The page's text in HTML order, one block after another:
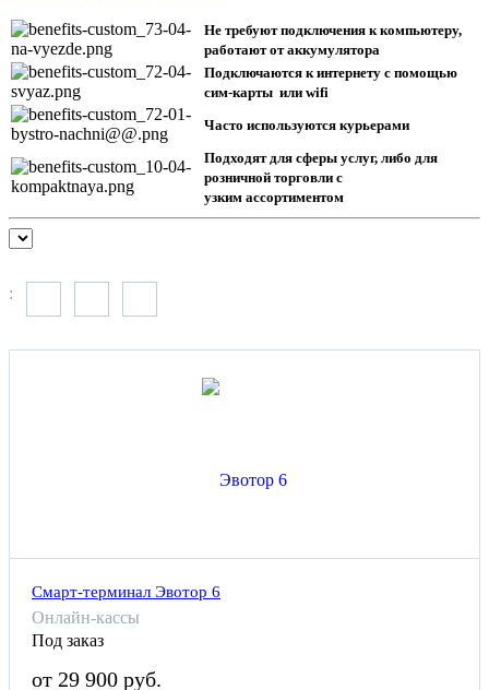
Не требуют подключения к компьютеру,
работают от аккумулятора
Подключаются к интернету с помощью
сим-карты или wifi
Часто используются курьерами
Подходят для сферы услуг, либо для
розничной торговли с
узким ассортиментом
:
Смарт-терминал Эвотор 6
Онлайн-кассы
Под заказ
от 29 900 руб.